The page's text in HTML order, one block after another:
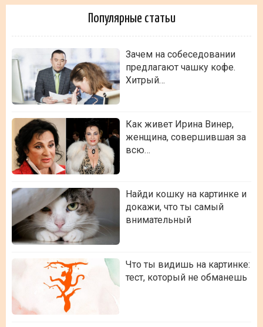
Популярные статьи
Зачем на собеседовании
предлагают чашку кофе.
Хитрый…
Как живет Ирина Винер,
женщина, совершившая за
всю…
Найди кошку на картинке и
докажи, что ты самый
внимательный
Что ты видишь на картинке:
тест, который не обманешь